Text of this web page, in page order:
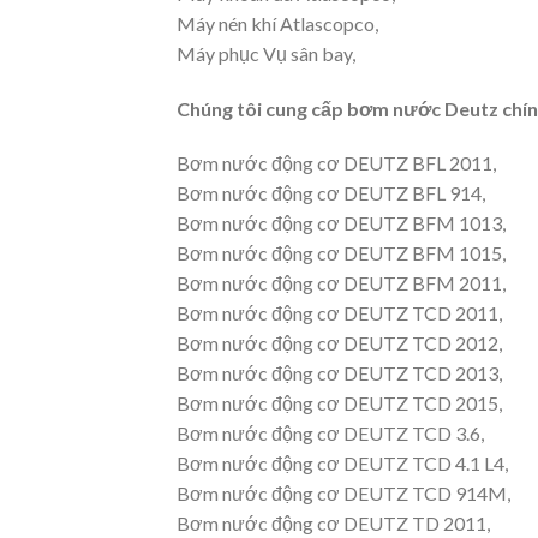
Máy nén khí Atlascopco,
Máy phục Vụ sân bay,
Chúng tôi cung cấp bơm nước Deutz
Bơm nước động cơ DEUTZ BFL 2011,
Bơm nước động cơ DEUTZ BFL 914,
Bơm nước động cơ DEUTZ BFM 1013,
Bơm nước động cơ DEUTZ BFM 1015,
Bơm nước động cơ DEUTZ BFM 2011,
Bơm nước động cơ DEUTZ TCD 2011,
Bơm nước động cơ DEUTZ TCD 2012,
Bơm nước động cơ DEUTZ TCD 2013,
Bơm nước động cơ DEUTZ TCD 2015,
Bơm nước động cơ DEUTZ TCD 3.6,
Bơm nước động cơ DEUTZ TCD 4.1 L4,
Bơm nước động cơ DEUTZ TCD 914M,
Bơm nước động cơ DEUTZ TD 2011,